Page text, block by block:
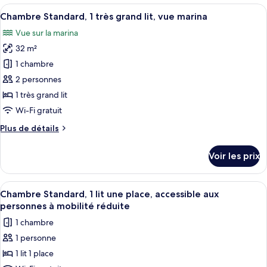
très
lit
type
de
Chambre
Standard,
très
grand
lit
Afficher
toutes
les
photos
pour
ce
type
de
chambre :
Chambre
très
grand
lit,
vue
marina
Une chambre d’hôtel avec un lit, un
6
Chambre Standard, 1 très grand lit, vue marina
Vue sur la marina
32 m²
1 chambre
2 personnes
1 très grand lit
Wi-Fi gratuit
Plus de détails
Plus
le
type
de
chambre
Chambre
Standard,
grand
Voir les prix
Afficher
toutes
les
photos
pour
ce
Une chambre d’hôtel avec deux lits,
5
Chambre Standard, 1 lit une place, accessible aux
personnes à mobilité réduite
1 chambre
1 personne
1 lit 1 place